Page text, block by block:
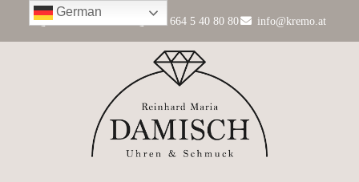
+43 662 84 11 99 +43 664 5 40 80 80 info@kremo.at
German